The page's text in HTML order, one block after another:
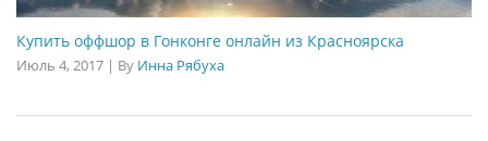
Купить оффшор в Гонконге онлайн из Красноярска
Июль 4, 2017 | By Инна Рябуха